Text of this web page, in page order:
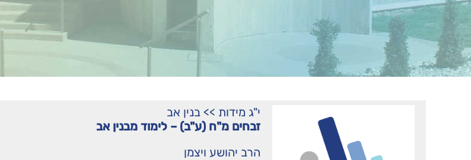
י"ג מידות >>בנין אב
זבחים מ"ח (ע"ב) – לימוד מבנין אב
הרב יהושע ויצמן